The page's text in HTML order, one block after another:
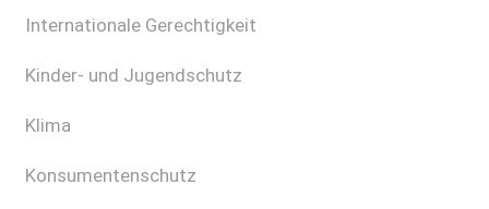
Internationale Gerechtigkeit
Kinder- und Jugendschutz
Klima
Konsumentenschutz